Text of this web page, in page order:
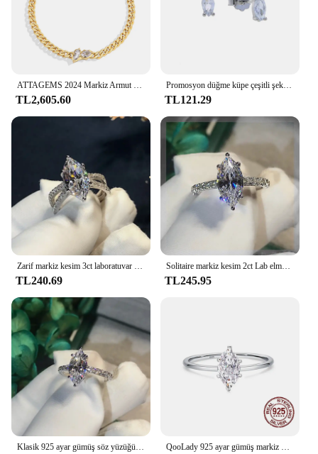
TL2,605.60
Promosyon düğme küpe çeşitli şekilli geometrik kalp yuvarlak kare markiz Oval narin 925 ayar gümüş takı
TL121.29
TL240.69
Solitaire markiz kesim 2ct Lab elmas yüzük 925 ayar gümüş Bijou nişan düğün band yüzük kadınlar için menl parti takı
TL245.95